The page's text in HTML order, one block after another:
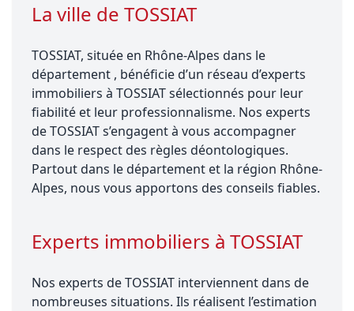
La ville de TOSSIAT
TOSSIAT, située en Rhône-Alpes dans le
département , bénéficie d’un réseau d’experts
immobiliers à TOSSIAT sélectionnés pour leur
fiabilité et leur professionnalisme. Nos experts
de TOSSIAT s’engagent à vous accompagner
dans le respect des règles déontologiques.
Partout dans le département et la région Rhône-
Alpes, nous vous apportons des conseils fiables.
Experts immobiliers à TOSSIAT
Nos experts de TOSSIAT interviennent dans de
nombreuses situations. Ils réalisent l’estimation